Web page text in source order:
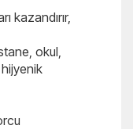
kazandırır,
okul,